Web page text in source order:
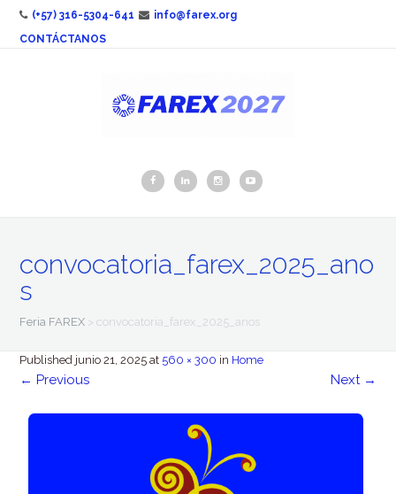
(+57) 316-5304-641
info@farex.org
CONTÁCTANOS
convocatoria_farex_2025_ano
s
Feria FAREX >convocatoria_farex_2025_anos
Published junio 21, 2025 at 560 × 300 in Home
← Previous Next →